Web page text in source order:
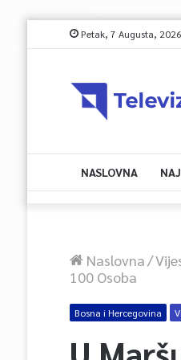
Petak, 7 Augusta,
NASLOVNA
Naslovna/
100 Osoba
Bosna i Hercegovina